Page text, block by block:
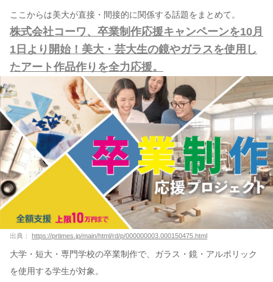
ここからは美大が直接・間接的に関係する話題をまとめて。
株式会社コーワ、卒業制作応援キャンペーンを10月
1日より開始！美大・芸大生の鏡やガラスを使用し
たアート作品作りを全力応援。
出典： https://prtimes.jp/main/html/rd/p/000000003.000150475.html
大学・短大・専門学校の卒業制作で、ガラス・鏡・アルポリック
を使用する学生が対象。